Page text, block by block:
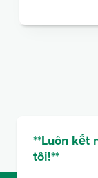
**Luôn kết
tôi!**